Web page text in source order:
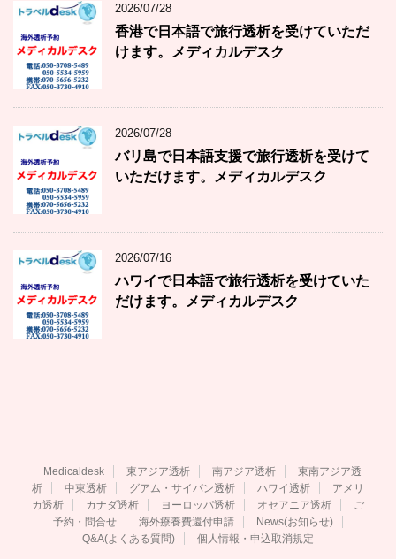
2026/07/28
香港で日本語で旅行透析を受けていただ
けます。メディカルデスク
2026/07/28
バリ島で日本語支援で旅行透析を受けて
いただけます。メディカルデスク
2026/07/16
ハワイで日本語で旅行透析を受けていた
だけます。メディカルデスク
Medicaldesk 東アジア透析 南アジア透析
東南アジア透
析
中東透析 グアム・サイパン透析 ハワイ透析
アメリ
カ透析
カナダ透析 ヨーロッパ透析 オセアニア透析
ご
予約・問合せ
海外療養費還付申請
News(お知らせ)
Q&A(よくある質問)
個人情報・申込取消規定